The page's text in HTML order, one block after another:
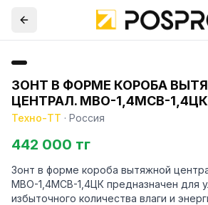
ЗОНТ В ФОРМЕ КОРОБА
ЦЕНТРАЛ. МВО-1,4МСВ-1,4ЦК
Техно-ТТ · Россия
442 000 тг
Зонт в форме короба вытяжной
МВО-1,4МСВ-1,4ЦК предназначен для
избыточного количества влаги и